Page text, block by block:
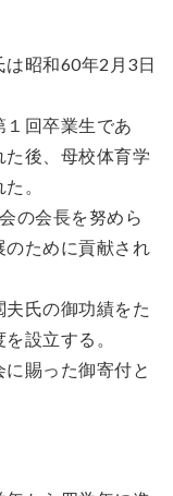
昭和60年2月3日
回卒業生であ
た後、母校体育学
。
の会長を努めら
のために貢献され
氏の御功績をた
設立する。
賜った御寄付と